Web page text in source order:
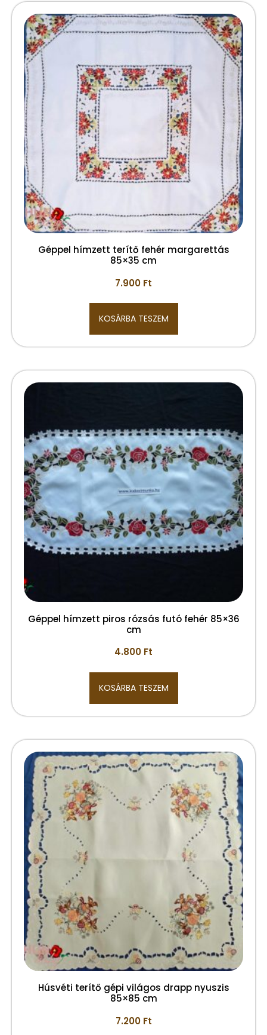
Géppel hímzett terítő fehér margarettás
85×35 cm
7.900 Ft
KOSÁRBA TESZEM
Géppel hímzett piros rózsás futó fehér 85×36
cm
4.800 Ft
KOSÁRBA TESZEM
Húsvéti terítő gépi világos drapp nyuszis
85×85 cm
7.200 Ft